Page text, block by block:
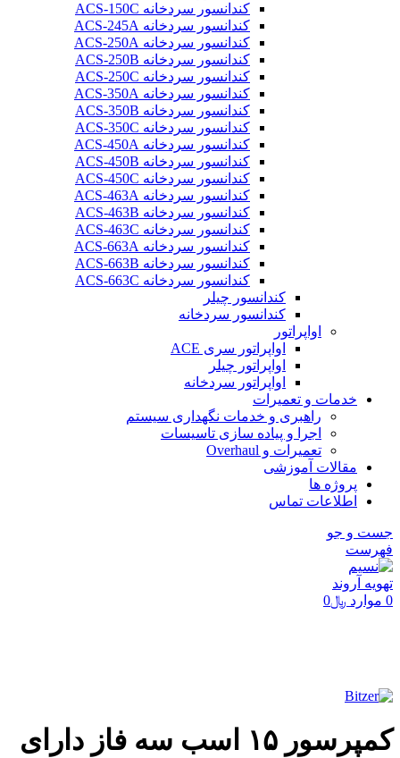
کندانسور سردخانه ACS-150C
کندانسور سردخانه ACS-245A
کندانسور سردخانه ACS-250A
کندانسور سردخانه ACS-250B
کندانسور سردخانه ACS-250C
کندانسور سردخانه ACS-350A
کندانسور سردخانه ACS-350B
کندانسور سردخانه ACS-350C
کندانسور سردخانه ACS-450A
کندانسور سردخانه ACS-450B
کندانسور سردخانه ACS-450C
کندانسور سردخانه ACS-463A
کندانسور سردخانه ACS-463B
کندانسور سردخانه ACS-463C
کندانسور سردخانه ACS-663A
کندانسور سردخانه ACS-663B
کندانسور سردخانه ACS-663C
کندانسور چیلر
کندانسور سردخانه
اواپراتور
اواپراتور سری ACE
اواپراتور چیلر
اواپراتور سردخانه
خدمات و تعمیرات
راهبری و خدمات نگهداری سیستم
اجرا و پیاده سازی تاسیسات
تعمیرات و Overhaul
مقالات آموزشی
پروژه ها
اطلاعات تماس
جست و جو
فهرست
0 موارد ﷼0
کمپرسور ۱۵ اسب سه فاز دارای